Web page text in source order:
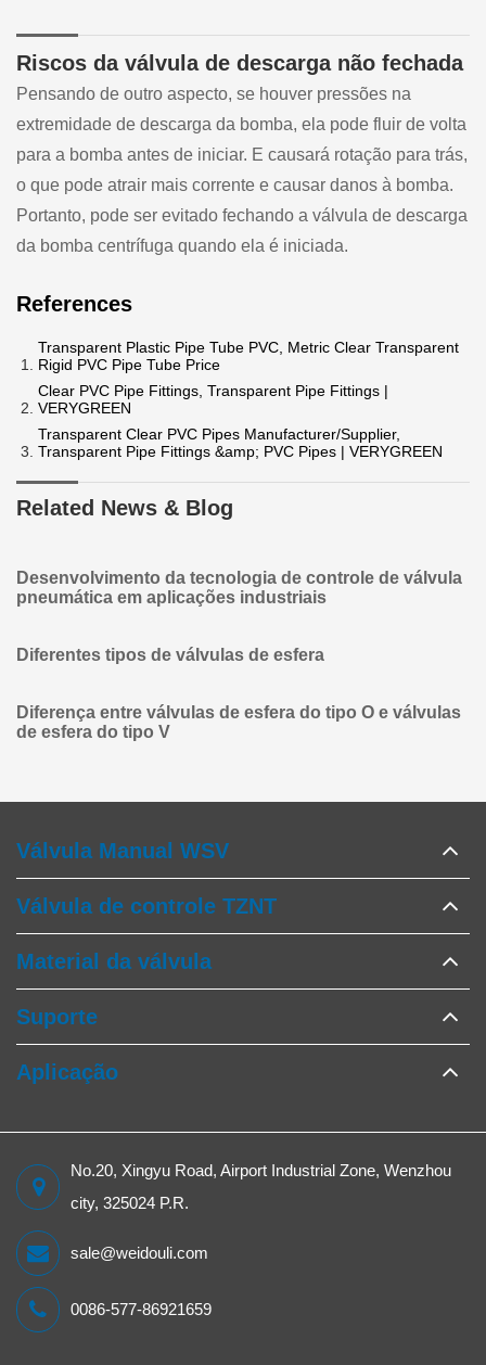
Riscos da válvula de descarga não fechada
Pensando de outro aspecto, se houver pressões na
extremidade de descarga da bomba, ela pode fluir de volta
para a bomba antes de iniciar. E causará rotação para trás,
o que pode atrair mais corrente e causar danos à bomba.
Portanto, pode ser evitado fechando a válvula de descarga
da bomba centrífuga quando ela é iniciada.
References
Transparent Plastic Pipe Tube PVC, Metric Clear Transparent
Rigid PVC Pipe Tube Price
Clear PVC Pipe Fittings, Transparent Pipe Fittings |
VERYGREEN
Transparent Clear PVC Pipes Manufacturer/Supplier,
Transparent Pipe Fittings &amp; PVC Pipes | VERYGREEN
Related News & Blog
Desenvolvimento da tecnologia de controle de válvula
pneumática em aplicações industriais
Diferentes tipos de válvulas de esfera
Diferença entre válvulas de esfera do tipo O e válvulas
de esfera do tipo V
Válvula Manual WSV
Válvula de controle TZNT
Material da válvula
Suporte
Aplicação
No.20, Xingyu Road, Airport Industrial Zone, Wenzhou
city, 325024 P.R.
sale@weidouli.com
0086-577-86921659